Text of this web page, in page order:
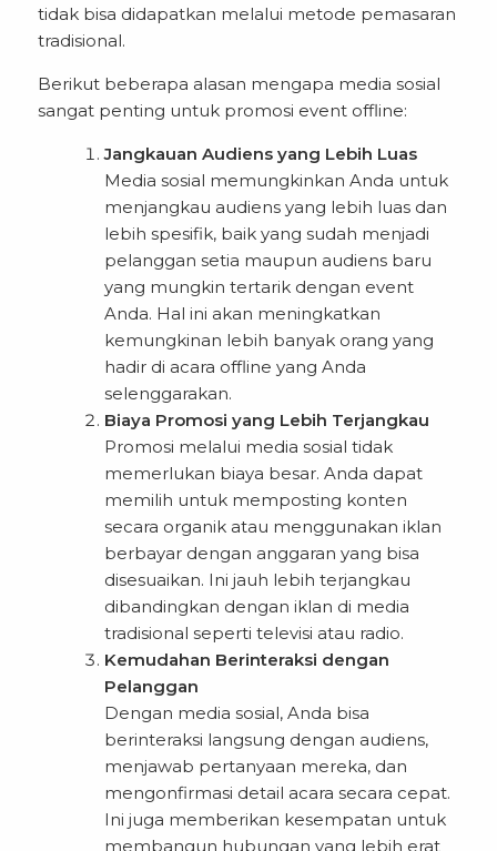
tidak bisa didapatkan melalui metode pemasaran
tradisional.
Berikut beberapa alasan mengapa media sosial
sangat penting untuk promosi event offline:
Jangkauan Audiens yang Lebih Luas
Media sosial memungkinkan Anda untuk
menjangkau audiens yang lebih luas dan
lebih spesifik, baik yang sudah menjadi
pelanggan setia maupun audiens baru
yang mungkin tertarik dengan event
Anda. Hal ini akan meningkatkan
kemungkinan lebih banyak orang yang
hadir di acara offline yang Anda
selenggarakan.
Biaya Promosi yang Lebih Terjangkau
Promosi melalui media sosial tidak
memerlukan biaya besar. Anda dapat
memilih untuk memposting konten
secara organik atau menggunakan iklan
berbayar dengan anggaran yang bisa
disesuaikan. Ini jauh lebih terjangkau
dibandingkan dengan iklan di media
tradisional seperti televisi atau radio.
Kemudahan Berinteraksi dengan
Pelanggan
Dengan media sosial, Anda bisa
berinteraksi langsung dengan audiens,
menjawab pertanyaan mereka, dan
mengonfirmasi detail acara secara cepat.
Ini juga memberikan kesempatan untuk
membangun hubungan yang lebih erat